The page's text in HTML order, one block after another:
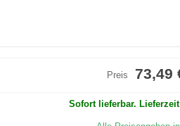
Preis 73,49
Sofort lieferbar.